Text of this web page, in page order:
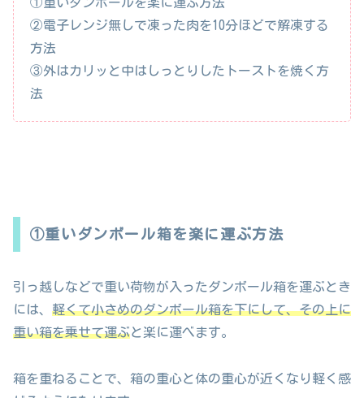
②電子レンジ無しで凍った肉を10分ほどで解凍する
方法
③外はカリッと中はしっとりしたトーストを焼く方
法
①重いダンボール箱を楽に運ぶ方法
引っ越しなどで重い荷物が入ったダンボール箱を運ぶとき
には、 軽くて小さめのダンボール箱を下にして、その上に
重い箱を乗せて運ぶと楽に運べます。
箱を重ねることで、箱の重心と体の重心が近くなり軽く感